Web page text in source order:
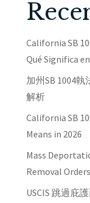
California SB
Qué Significa
加州SB 1004
解析
California SB
Means in 2026
Mass
Removal Orders
USCIS 跳過庇